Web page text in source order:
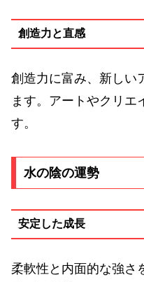
創造力と直感
創造力に富み、新しい
ます。アートやクリエ
す。
水の陰の運勢
安定した成長
柔軟性と内面的な強さ